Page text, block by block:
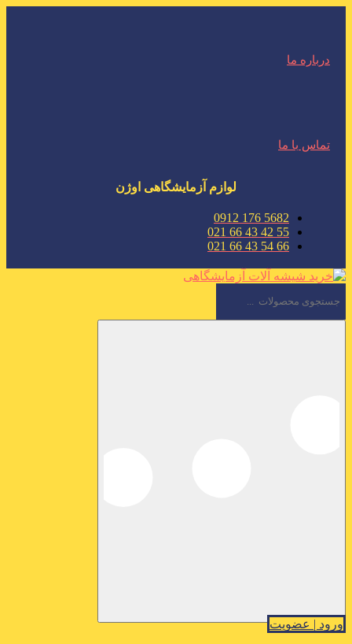
درباره ما
تماس با ما
لوازم آزمایشگاهی اوژن
5682 176 0912
55 42 43 66 021
66 54 43 66 021
ورود | عضویت